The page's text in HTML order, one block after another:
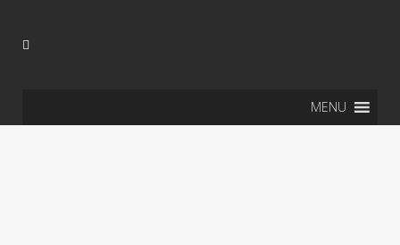
MENU